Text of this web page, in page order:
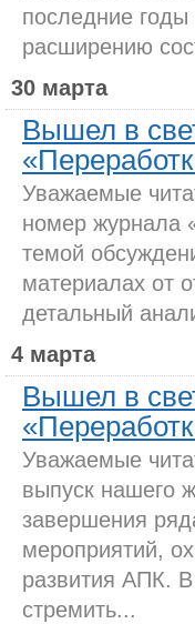
последние
расширению
30 марта
Вышел в
Уважаемые
номер журнала
темой
материалах от
детальный
4 марта
Вышел в
Уважаемые
выпуск нашего
завершения
мероприятий,
развития АПК.
стремить...